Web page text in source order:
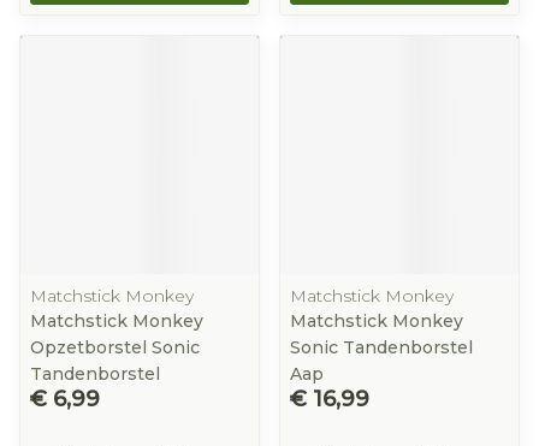
Matchstick Monkey
Matchstick Monkey
Opzetborstel Sonic
Tandenborstel
€ 6,99
Matchstick Monkey
Matchstick Monkey
Sonic Tandenborstel
Aap
€ 16,99